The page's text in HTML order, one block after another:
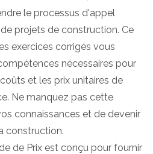
le processus d'appel
projets de construction. Ce
exercices corrigés vous
nécessaires pour
et les prix unitaires de
Ne manquez pas cette
connaissances et de devenir
construction.
de Prix est conçu pour fournir